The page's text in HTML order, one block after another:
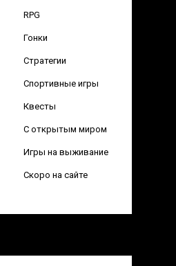
RPG
Гонки
Стратегии
Спортивные игры
Квесты
С открытым миром
Игры на выживание
Скоро на сайте